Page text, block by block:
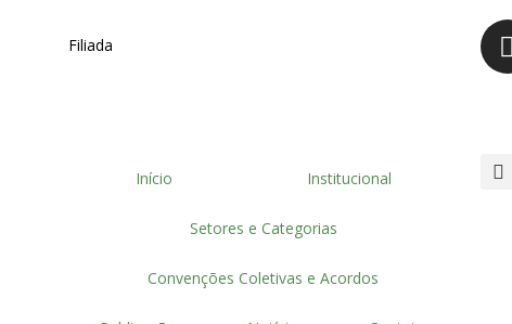
Filiada
Início Institucional
Setores e Categorias
Convenções Coletivas e Acordos